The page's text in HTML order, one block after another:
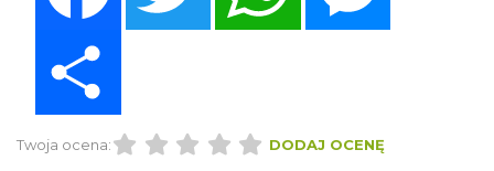
Twoja ocena: DODAJ OCENĘ